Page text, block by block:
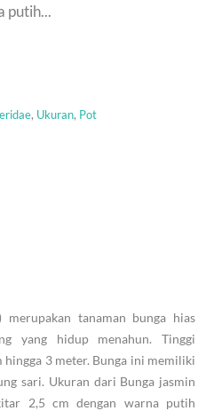
putih...
, Ukuran, Pot
merupakan tanaman bunga hias
yang hidup menahun. Tinggi
3 meter. Bunga ini memiliki
sari. Ukuran dari Bunga jasmin
2,5 cm dengan warna putih